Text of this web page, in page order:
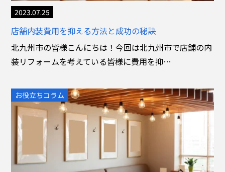
2023.07.25
店舗内装費用を抑える方法と成功の秘訣
北九州市の皆様こんにちは！今回は北九州市で店舗の内
装リフォームを考えている皆様に費用を抑…
お役立ちコラム